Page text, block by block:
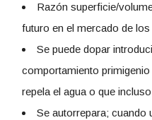
Razón superficie/
futuro en el mercado de
Se puede dopar
comportamiento
repela el agua o que
Se autorrepara; cuando